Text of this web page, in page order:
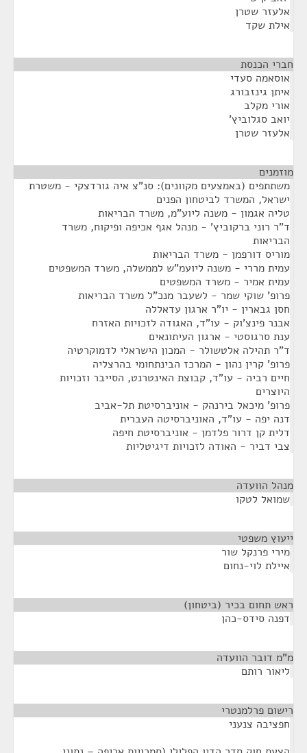
אלעזר שטרן
אילת שקד
חברי הכנסת
אוסאמה סעדי
איתן גינזבורג
אורי מקלב
יואב סגלוביץ'
אלעזר שטרן
מוזמנים
משתתפים (באמצעים מקוונים): סנ"צ איה גורדצקי - משטרת
ישראל, המשרד לביטחון הפנים
טליה אגמון - משנה ליוע"מ, משרד הבריאות
ד"ר רוני ברקוביץ' - מנהל אגף אכיפה ופיקוח, משרד
הבריאות
מוריס דורפמן - משרד הבריאות
עמית מררי - משנה ליועמ"ש לממשלה, משרד המשפטים
עמית אמיר - משרד המשפטים
פרופ' שוקי שמר - לשעבר מנכ"ל משרד הבריאות
חסן גבארין - יו"ר ארגון עדאללה
אבנר פינצ'וק - עו"ד, האגודה לזכויות האזרח
ענת סרגוסטי - ארגון העיתונאים
ד"ר תהילה אלטשולר - המכון הישראלי לדמוקרטיה
פרופ' קרין נהון - המרכז הבינתחומי בהרצליה
חיים רביה - עו"ד, קבוצת האינטרנט, הסייבר וזכויות
היוצרים
פרופ' מיכאל בירנהק - אוניברסיטת תל-אביב
דנה יפה - עו"ד, האוניברסיטה העברית
דלית קן דרור פלדמן - אוניברסיטת חיפה
צבי דביר - האודה לזכויות דיגיטליות
מנהל הוועדה
שמואל לטקו
ייעוץ משפטי
מירי פרנקל שור
איילת לוי-נחום
ראש תחום בכיר (ביטחון)
דפנה סידס-כהן
מ"מ דובר הוועדה
ליאור רותם
רישום פרלמנטרי
חפציבה צנעני